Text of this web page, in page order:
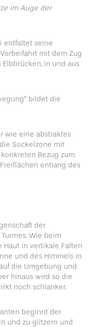
im Auge der
entfaltet seine
mit dem Zug
in und aus
bildet die
wie eine abstraktes
Sockelzone mit
Bezug zum
entlang des
der
Wie beim
Haut in vertikale Falten
und des Himmels in
die Umgebung und
hinaus wird so die
noch schlanker.
beginnt der
und zu glitzern und